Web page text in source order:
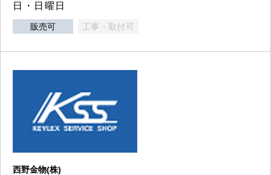
日・日曜日
販売可 工事・取付可
西野金物(株)